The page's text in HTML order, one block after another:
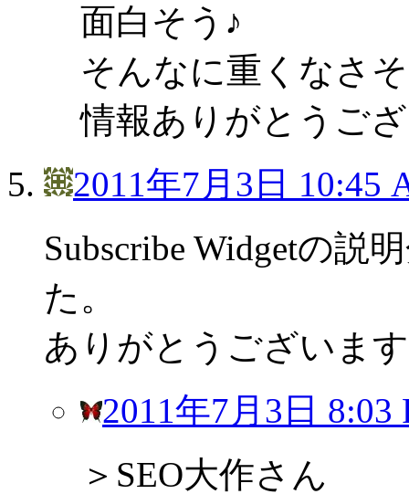
面白そう♪
そんなに重くなさ
情報ありがとうご
2011年7月3日 10:45
Subscribe Widgetの説
た。
ありがとうございま
2011年7月3日 8:03
＞SEO大作さん